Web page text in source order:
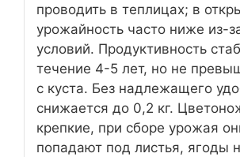
проводить в теплицах; в
урожайность часто ниже из-
условий. Продуктивность
течение 4-5 лет, но не
с куста. Без надлежащего
снижается до 0,2 кг.
крепкие, при сборе урожая
попадают под листья, ягоды